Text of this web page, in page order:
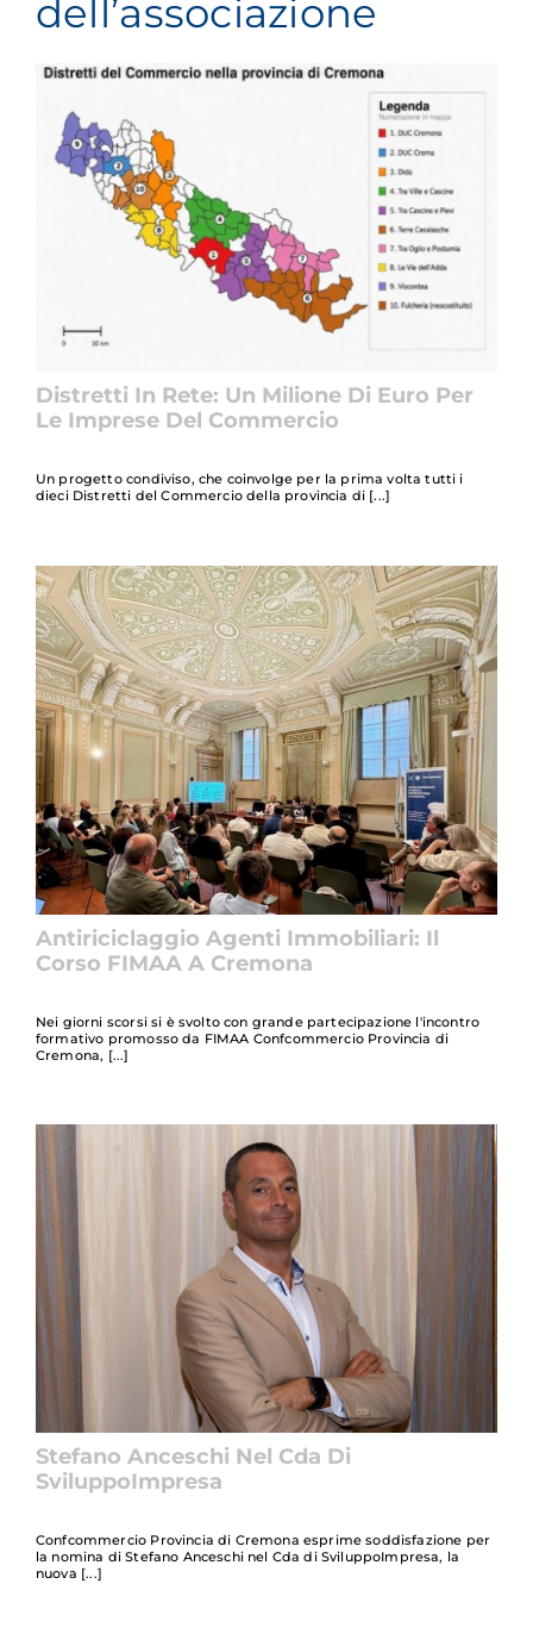
dell’associazione
Distretti In Rete: Un Milione Di Euro Per
Le Imprese Del Commercio
Un progetto condiviso, che coinvolge per la prima volta tutti i
dieci Distretti del Commercio della provincia di
Antiriciclaggio Agenti Immobiliari: Il
Corso FIMAA A Cremona
Nei giorni scorsi si è svolto con grande partecipazione l'incontro
formativo promosso da FIMAA Confcommercio Provincia di
Cremona,
Stefano Anceschi Nel Cda Di
SviluppoImpresa
Confcommercio Provincia di Cremona esprime soddisfazione per
la nomina di Stefano Anceschi nel Cda di SviluppoImpresa, la
nuova